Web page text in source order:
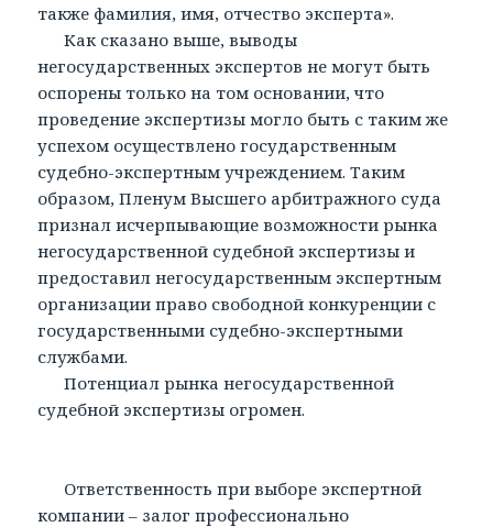
также фамилия, имя, отчество эксперта».
Как сказано выше, выводы
негосударственных экспертов не могут быть
оспорены только на том основании, что
проведение экспертизы могло быть с таким же
успехом осуществлено государственным
судебно-экспертным учреждением. Таким
образом, Пленум Высшего арбитражного суда
признал исчерпывающие возможности рынка
негосударственной судебной экспертизы и
предоставил негосударственным экспертным
организации право свободной конкуренции с
государственными судебно-экспертными
службами.
Потенциал рынка негосударственной
судебной экспертизы огромен.
Ответственность при выборе экспертной
компании – залог профессионально